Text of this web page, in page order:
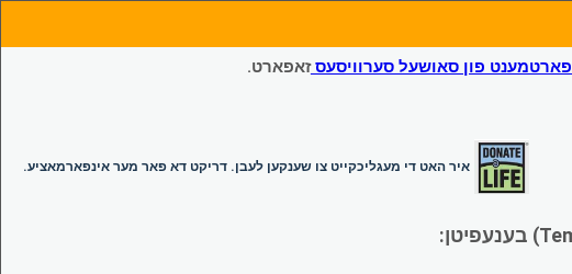
פון סאושעל סערוויסעסזאפארט.
איר האט די מעגליכקייט צו שענקען לעבן. דריקט דא פאר מער אינפארמאציע.